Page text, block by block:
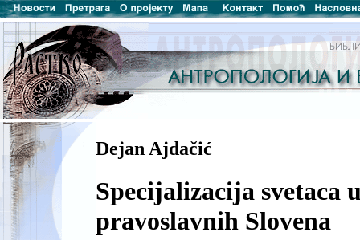
Dejan Ajdačić
Specijalizacija svetaca
pravoslavnih Slovena